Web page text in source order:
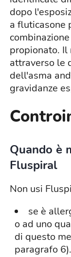
dopo
a fluticasone
propionato. Il
attraverso le
dell'asma
gravidanze
Quando è
Fluspiral
Non usi
se è
o ad uno
di questo
paragrafo 6).